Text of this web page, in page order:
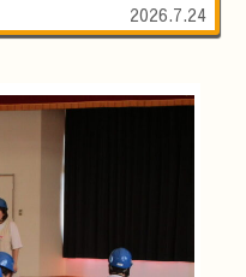
2026.7.24